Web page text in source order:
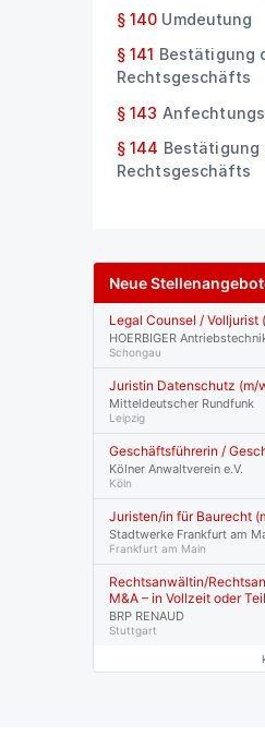
§ 140 Umdeutung
§ 141 Bestätigung
Rechtsgeschäfts
§ 143
§ 144
Rechtsgeschäfts